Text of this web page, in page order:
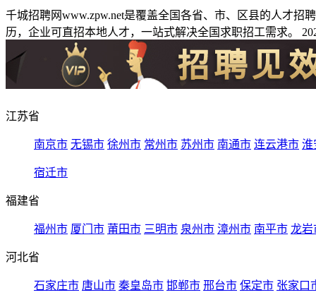
千城招聘网www.zpw.net是覆盖全国各省、市、区县的人才
历，企业可直招本地人才，一站式解决全国求职招工需求。
江苏省
南京市 无锡市 徐州市 常州市 苏州市 南通市 连云港市 淮
宿迁市
福建省
福州市 厦门市 莆田市 三明市 泉州市 漳州市 南平市 龙岩
河北省
石家庄市 唐山市 秦皇岛市 邯郸市 邢台市 保定市 张家口